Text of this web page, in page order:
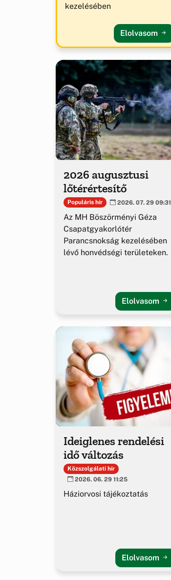
kezelésében
Elolvasom
2026 augusztusi
lőtérértesítő
Populáris hír 2026. 07. 29 09:31
Az MH Böszörményi Géza
Csapatgyakorlótér
Parancsnokság kezelésében
lévő honvédségi területeken.
Elolvasom
Ideiglenes rendelési
idő változás
Közszolgálati hír
2026. 06. 29 11:25
Háziorvosi tájékoztatás
Elolvasom